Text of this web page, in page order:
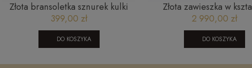
Łańcuszek srebrny pancerka - 55
cm rodowany SW-T-B04-TEC-
IRL00G4
249,00 zł
DO KOSZYKA
Złoty naszyjnik z
Bizzotto AU-750 NE07-
10 790,00 zł
DO KOSZYKA